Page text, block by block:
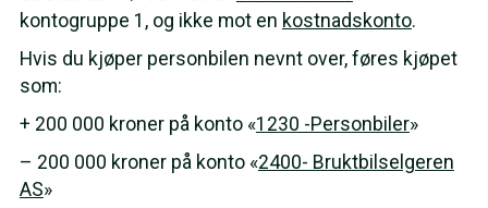
kontogruppe 1, og ikke mot en kostnadskonto.
Hvis du kjøper personbilen nevnt over, føres kjøpet
som:
+ 200 000 kroner på konto «1230 -Personbiler»
– 200 000 kroner på konto «2400- Bruktbilselgeren
AS»